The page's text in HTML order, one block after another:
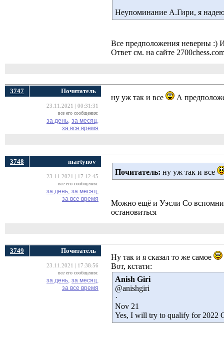
Неупоминание А.Гири, я
Все предположения неверны :)
Ответ см. на сайте
3747 Почитатель
23.11.2021 | 00:31:31
все его сообщения:
за день, за месяц,
за все время
ну уж так и все А
3748 martynov
23.11.2021 | 17:12:45
все его сообщения:
за день, за месяц,
за все время
Почитатель: ну уж так и все
Можно ещё и Уэсли Со
остановиться
3749 Почитатель
23.11.2021 | 17:38:56
все его сообщения:
за день, за месяц,
за все время
Ну так и я сказал то же самое
Вот, кстати:
Anish Giri
@anishgiri
·
Nov 21
Yes, I will try to qualify for 2022